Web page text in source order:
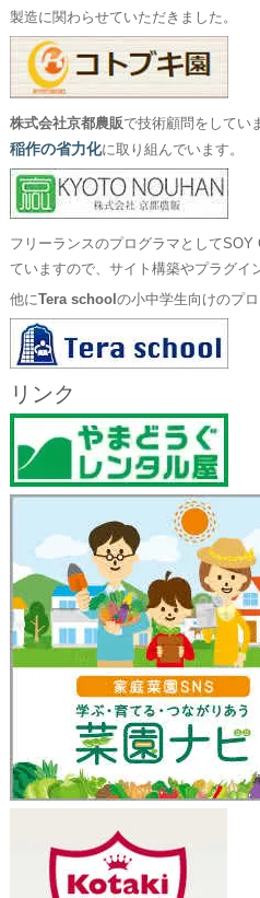
製造に関わらせていただきました。
株式会社京都農販で技術顧問をしてい
稲作の省力化に取り組んでいます。
フリーランスのプログラマとして
ていますので、サイト構築やプラグイ
他にTera school の小中学生向けのプ
リンク